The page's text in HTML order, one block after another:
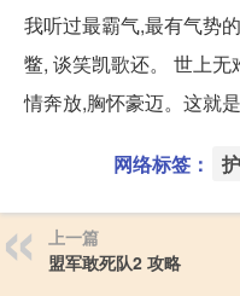
我听过最霸气,最有气势
鳖, 谈笑凯歌还。 世上
情奔放,胸怀豪迈。这就
网络标签：
上一篇
盟军敢死队2 攻略